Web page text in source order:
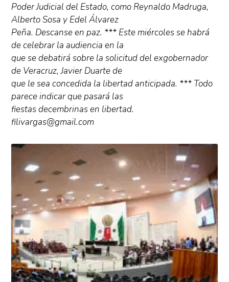
Poder Judicial del Estado, como Reynaldo Madruga,
Alberto Sosa y Edel Álvarez
Peña. Descanse en paz. *** Este miércoles se habrá
de celebrar la audiencia en la
que se debatirá sobre la solicitud del exgobernador
de Veracruz, Javier Duarte de
que le sea concedida la libertad anticipada. *** Todo
parece indicar que pasará las
fiestas decembrinas en libertad.
filivargas@gmail.com